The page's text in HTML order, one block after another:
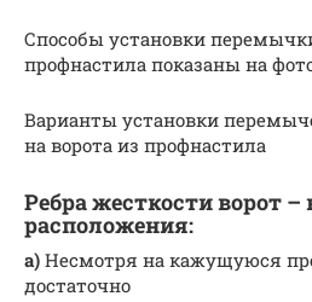
Способы установки
профнастила показаны на
Варианты установки
на ворота из профнастила
Ребра жесткости ворот
расположения:
а) Несмотря на кажущуюся
достаточно